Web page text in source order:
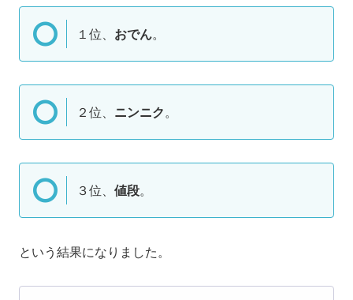
１位、 おでん。
２位、 ニンニク。
３位、 値段。
という結果になりました。